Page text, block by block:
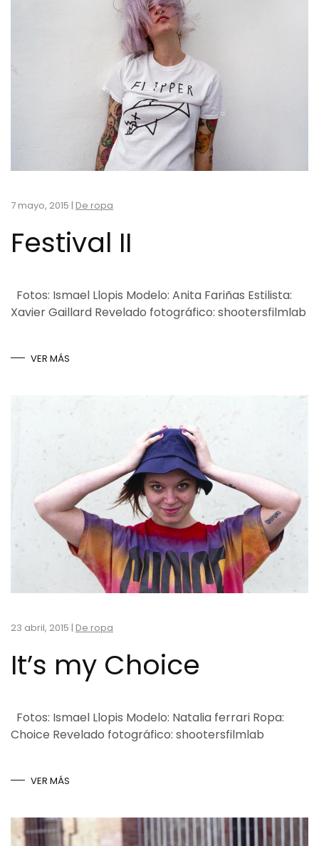
7 mayo, 2015 | De ropa
Festival II
Fotos: Ismael Llopis Modelo: Anita Fariñas Estilista:
Xavier Gaillard Revelado fotográfico: shootersfilmlab
VER MÁS
23 abril, 2015 | De ropa
It’s my Choice
Fotos: Ismael Llopis Modelo: Natalia ferrari Ropa:
Choice Revelado fotográfico: shootersfilmlab
VER MÁS